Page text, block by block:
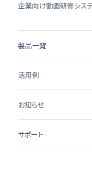
企業向け動画研修シス
製品一覧
活用例
お知らせ
サポート